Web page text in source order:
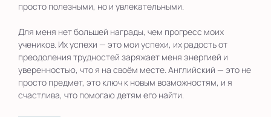
просто полезными, но и увлекательными.
Для меня нет большей награды, чем прогресс моих
учеников. Их успехи — это мои успехи, их радость от
преодоления трудностей заряжает меня энергией и
уверенностью, что я на своём месте. Английский — это не
просто предмет, это ключ к новым возможностям, и я
счастлива, что помогаю детям его найти.